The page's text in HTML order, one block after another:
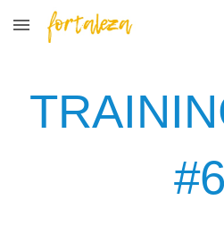
Skip to main content
#6